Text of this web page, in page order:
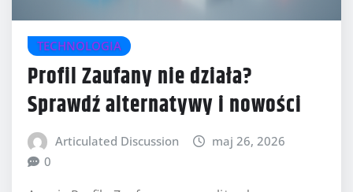
TECHNOLOGIA
Profil Zaufany nie działa?
Sprawdź alternatywy i nowości
Articulated Discussion
maj 26, 2026
0